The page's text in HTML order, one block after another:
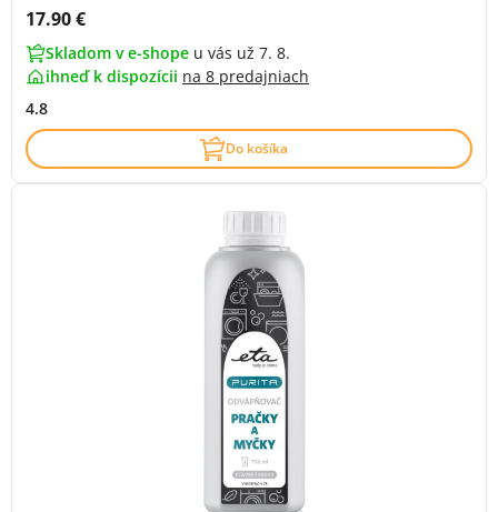
Cena s DPH:
17.90 €
Skladom v e-shope u vás už 7. 8.
ihneď k dispozícii na 8 predajniach
4.8
Do košíka